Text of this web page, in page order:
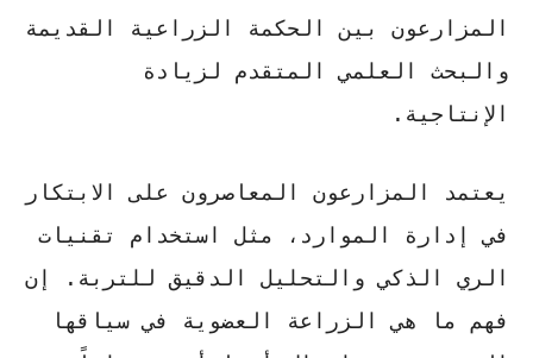
المزارعون بين الحكمة الزراعية القديمة
والبحث العلمي المتقدم لزيادة
الإنتاجية.
يعتمد المزارعون المعاصرون على الابتكار
في إدارة الموارد، مثل استخدام تقنيات
الري الذكي والتحليل الدقيق للتربة. إن
فهم ما هي الزراعة العضوية في سياقها